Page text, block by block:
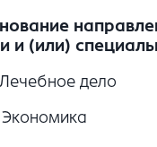
и (или)
Лечебное дело
Экономика